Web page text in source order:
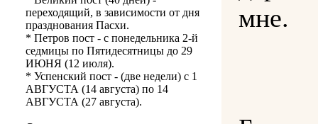
переходящий, в зависимости от дня
празднования Пасхи.
* Петров пост - с понедельника 2-й
седмицы по Пятидесятницы до 29
ИЮНЯ (12 июля).
* Успенский пост - (две недели) с 1
АВГУСТА (14 августа) по 14
АВГУСТА (27 августа).
мне.